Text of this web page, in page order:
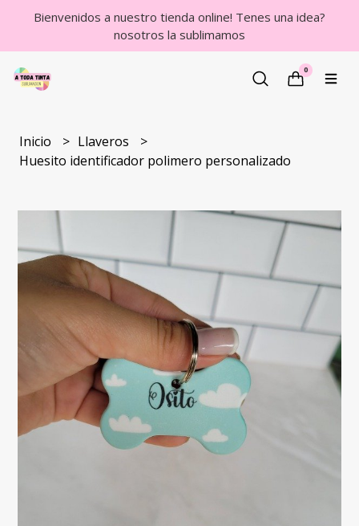
Bienvenidos a nuestro tienda online! Tenes una idea?
nosotros la sublimamos
0
Inicio
Llaveros
Huesito identificador polimero personalizado